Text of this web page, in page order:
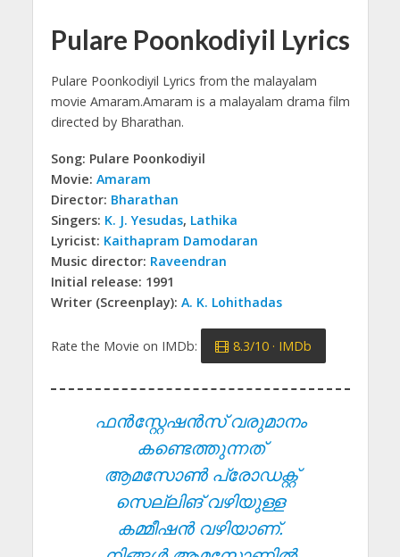
Pulare Poonkodiyil Lyrics
Pulare Poonkodiyil Lyrics from the malayalam
movie Amaram.Amaram is a malayalam drama film
directed by Bharathan.
Song: Pulare Poonkodiyil
Movie: Amaram
Director: Bharathan
Singers: K. J. Yesudas, Lathika
Lyricist: Kaithapram Damodaran
Music director: Raveendran
Initial release: 1991
Writer (Screenplay): A. K. Lohithadas
Rate the Movie on IMDb: 8.3/10 · IMDb
ഫൻസ്റ്റേഷൻസ് വരുമാനം
കണ്ടെത്തുന്നത്
ആമസോൺ പ്രോഡക്റ്റ്
സെല്ലിങ് വഴിയുള്ള
കമ്മീഷൻ വഴിയാണ്.